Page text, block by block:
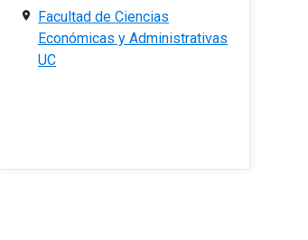
Facultad de Ciencias
Económicas y Administrativas
UC